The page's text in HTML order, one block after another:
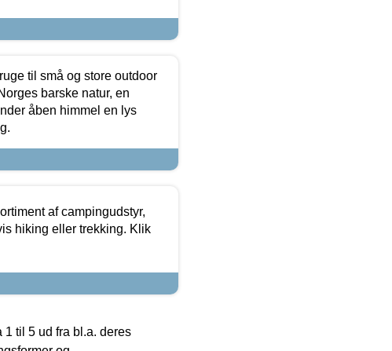
til små og store outdoor
barske natur, en
åben himmel en lys
af campingudstyr,
hiking eller trekking. Klik
til 5 ud fra bl.a. deres